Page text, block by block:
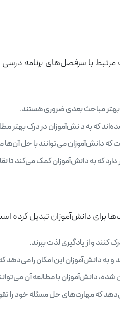
مباحث مرتبط با سرفصل‌های
بهتر مباحث بعدی ضروری هستند.
که به دانش‌آموزان در درک بهتر
دانش‌آموزان می‌توانند با حل آن‌ها
که به دانش‌آموزان کمک می‌کند تا
کنند و از یادگیری لذت ببرند.
دانش‌آموزان این امکان را می‌دهد
دانش‌آموزان با مطالعه آن
که مهارت‌های حل مسئله خود را